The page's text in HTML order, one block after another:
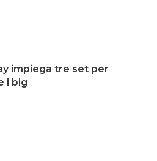
impiega tre set per
i big